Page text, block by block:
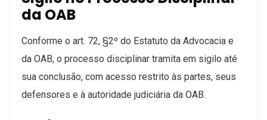
da OAB
Conforme o art. 72, §2º do Estatuto da Advocacia e
da OAB, o processo disciplinar tramita em sigilo até
sua conclusão, com acesso restrito às partes, seus
defensores e à autoridade judiciária da OAB.